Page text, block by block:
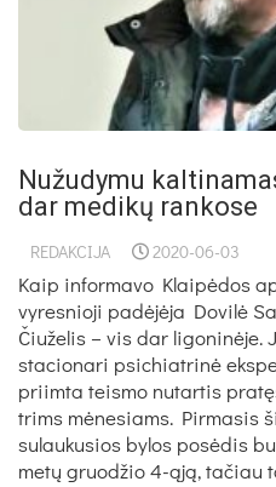
Nužudymu
dar medikų rankose
REDAKCIJA 2020-06-03
Kaip informavo Klaipėdos
vyresnioji padėjėja Dovilė
Čiuželis – vis dar ligoninėje.
stacionari psichiatrinė
priimta teismo nutartis
trims mėnesiams. Pirmasis
sulaukusios bylos posėdis
metų gruodžio 4-ąją, tačiau